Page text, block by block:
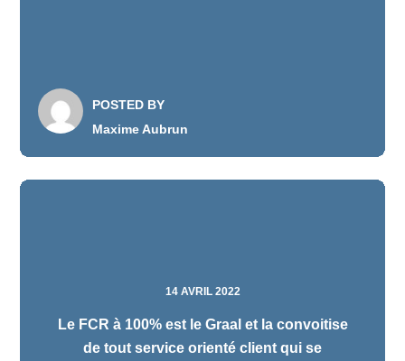
POSTED BY
Maxime Aubrun
14 AVRIL 2022
Le FCR à 100% est le Graal et la convoitise
de tout service orienté client qui se